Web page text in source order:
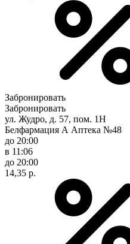
Забронировать
Забронировать
ул. Жудро, д. 57, пом. 1Н
Белфармация А Аптека №48
до 20:00
в 11:06
до 20:00
14,35 р.